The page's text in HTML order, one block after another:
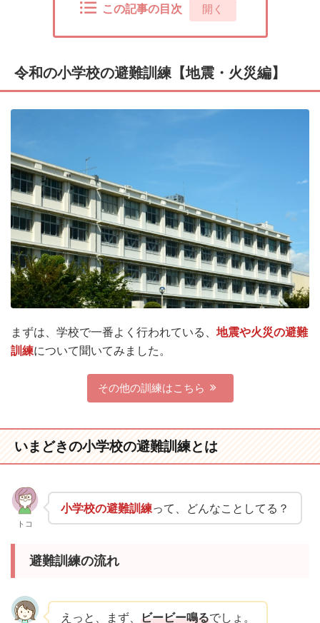
この記事の目次 開く
令和の小学校の避難訓練【地震・火災編】
まずは、学校で一番よく行われている、 地震や火災の避難
訓練について聞いてみました。
その他の訓練はこちら
いまどきの小学校の避難訓練とは
トコ
小学校の避難訓練って、どんなことしてる？
避難訓練の流れ
えっと、まず、 ビービー鳴るでしょ。